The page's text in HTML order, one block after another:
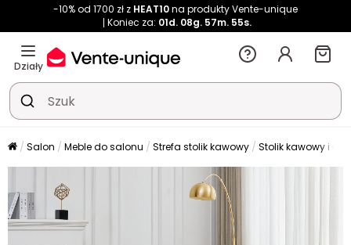
-10% od 1700 zł z HEAT10na produkty Vente-unique
Koniec za: 01d. 08g. 57m. 55s.
Działy
Salon Meble do salonu Strefa stolik kawowy Stolik kawowy i